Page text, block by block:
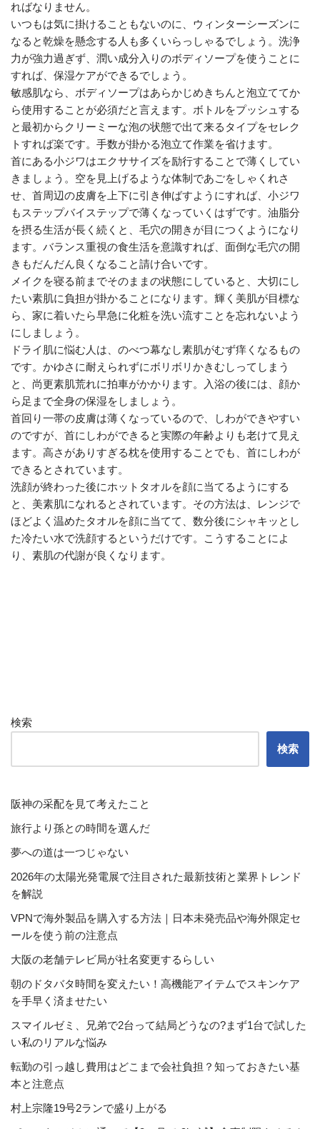
ればなりません。
いつもは気に掛けることもないのに、ウィンターシーズンに
なると乾燥を懸念する人も多くいらっしゃるでしょう。洗浄
力が強力過ぎず、潤い成分入りのボディソープを使うことに
すれば、保湿ケアができるでしょう。
敏感肌なら、ボディソープはあらかじめきちんと泡立ててか
ら使用することが必須だと言えます。ボトルをプッシュする
と最初からクリーミーな泡の状態で出て来るタイプをセレク
トすれば楽です。手数が掛かる泡立て作業を省けます。
首にある小ジワはエクササイズを励行することで薄くしてい
きましょう。空を見上げるような体制であごをしゃくれさ
せ、首周辺の皮膚を上下に引き伸ばすようにすれば、小ジワ
もステップバイステップで薄くなっていくはずです。油脂分
を摂る生活が長く続くと、毛穴の開きが目につくようになり
ます。バランス重視の食生活を意識すれば、面倒な毛穴の開
きもだんだん良くなること請け合いです。
メイクを寝る前までそのままの状態にしていると、大切にし
たい素肌に負担が掛かることになります。輝く美肌が目標な
ら、家に着いたら早急に化粧を洗い流すことを忘れないよう
にしましょう。
ドライ肌に悩む人は、のべつ幕なし素肌がむず痒くなるもの
です。かゆさに耐えられずにボリボリかきむしってしまう
と、尚更素肌荒れに拍車がかかります。入浴の後には、顔か
ら足まで全身の保湿をしましょう。
首回り一帯の皮膚は薄くなっているので、しわができやすい
のですが、首にしわができると実際の年齢よりも老けて見え
ます。高さがありすぎる枕を使用することでも、首にしわが
できるとされています。
洗顔が終わった後にホットタオルを顔に当てるようにする
と、美素肌になれるとされています。その方法は、レンジで
ほどよく温めたタオルを顔に当てて、数分後にシャキッとし
た冷たい水で洗顔するというだけです。こうすることによ
り、素肌の代謝が良くなります。
検索
検索
阪神の采配を見て考えたこと
旅行より孫との時間を選んだ
夢への道は一つじゃない
2026年の太陽光発電展で注目された最新技術と業界トレンド
を解説
VPNで海外製品を購入する方法｜日本未発売品や海外限定セ
ールを使う前の注意点
大阪の老舗テレビ局が社名変更するらしい
朝のドタバタ時間を変えたい！高機能アイテムでスキンケア
を手早く済ませたい
スマイルゼミ、兄弟で2台って結局どうなの?まず1台で試した
い私のリアルな悩み
転勤の引っ越し費用はどこまで会社負担？知っておきたい基
本と注意点
村上宗隆19号2ランで盛り上がる